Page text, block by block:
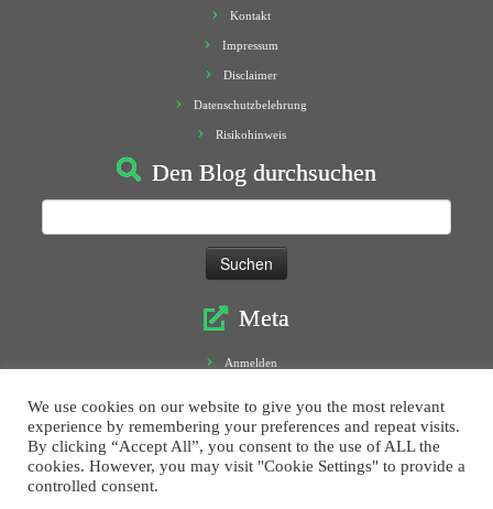
Kontakt
Impressum
Disclaimer
Datenschutzbelehrung
Risikohinweis
Den Blog durchsuchen
Meta
Anmelden
Kommentar-Feed
WordPress.org
We use cookies on our website to give you the most relevant
experience by remembering your preferences and repeat visits.
By clicking “Accept All”, you consent to the use of ALL the
cookies. However, you may visit "Cookie Settings" to provide a
controlled consent.